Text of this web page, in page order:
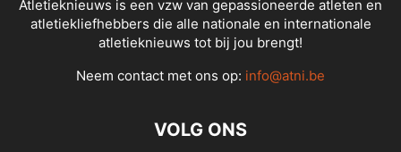
Atletieknieuws is een vzw van gepassioneerde atleten en
atletiekliefhebbers die alle nationale en internationale
atletieknieuws tot bij jou brengt!
Neem contact met ons op: info@atni.be
VOLG ONS